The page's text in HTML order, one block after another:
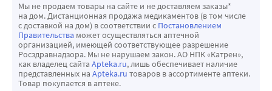
Мы не продаем товары на сайте и не доставляем заказы*
на дом. Дистанционная продажа медикаментов (в том числе
с доставкой на дом) в соответствии с Постановлением
Правительства может осуществляться аптечной
организацией, имеющей соответствующее разрешение
Росздравнадзора. Мы не нарушаем закон. АО НПК «Катрен»,
как владелец сайта Apteka.ru, лишь обеспечивает наличие
представленных на Apteka.ru товаров в ассортименте аптеки.
Товар покупается в аптеке.